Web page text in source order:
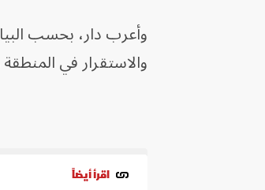
وأعرب دار، بحسب
والاستقرار في
اقرأ أيضاً